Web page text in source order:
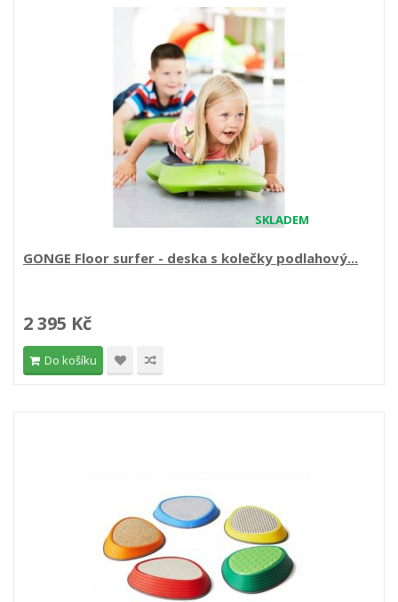
SKLADEM
GONGE Floor surfer - deska s kolečky podlahový...
2 395 Kč
Do košíku